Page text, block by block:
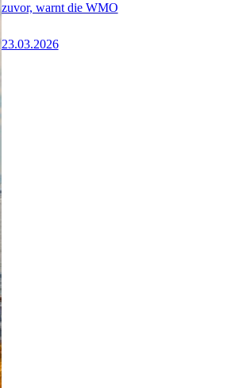
zuvor, warnt die WMO
23.03.2026